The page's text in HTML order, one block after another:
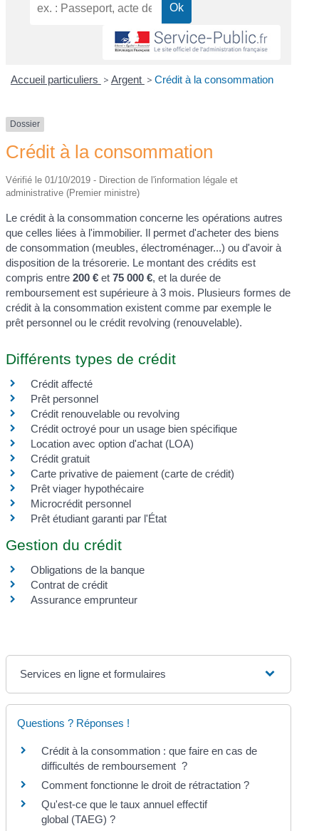
Accueil particuliers > Argent > Crédit à la consommation
Dossier
Crédit à la consommation
Vérifié le 01/10/2019 - Direction de l'information légale et
administrative (Premier ministre)
Le crédit à la consommation concerne les opérations autres
que celles liées à l'immobilier. Il permet d'acheter des biens
de consommation (meubles, électroménager...) ou d'avoir à
disposition de la trésorerie. Le montant des crédits est
compris entre200 € et75 000 €, et la durée de
remboursement est supérieure à 3 mois. Plusieurs formes de
crédit à la consommation existent comme par exemple le
prêt personnel ou le crédit revolving (renouvelable).
Différents types de crédit
Crédit affecté
Prêt personnel
Crédit renouvelable ou revolving
Crédit octroyé pour un usage bien spécifique
Location avec option d'achat (LOA)
Crédit gratuit
Carte privative de paiement (carte de crédit)
Prêt viager hypothécaire
Microcrédit personnel
Prêt étudiant garanti par l'État
Gestion du crédit
Obligations de la banque
Contrat de crédit
Assurance emprunteur
Services en ligne et formulaires
Questions ? Réponses !
Crédit à la consommation : que faire en cas de
difficultés de remboursement ?
Comment fonctionne le droit de rétractation ?
Qu'est-ce que le taux annuel effectif
global (TAEG) ?